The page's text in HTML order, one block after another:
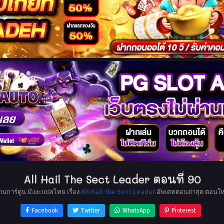
All Hail The Sect Leader ตอนที่ 90
นการ์ตูน มังงะแปลไทย เรื่อง All Hail the Sect Leader อัพเดทตอนล่าสุด ตอนใ
Facebook Twitter WhatsApp Pinterest